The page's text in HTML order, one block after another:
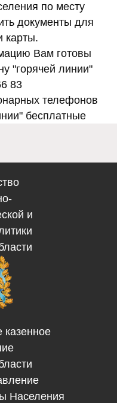
по месту
документы для
карты.
Вам готовы
"горячей линии"
83
телефонов
бесплатные
и
казенное
Населения